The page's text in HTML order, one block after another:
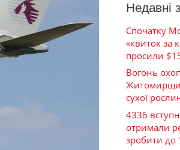
Недавні
Спочатку
«квиток за
просили
Вогонь
сухої
4336
отримали
зробити до